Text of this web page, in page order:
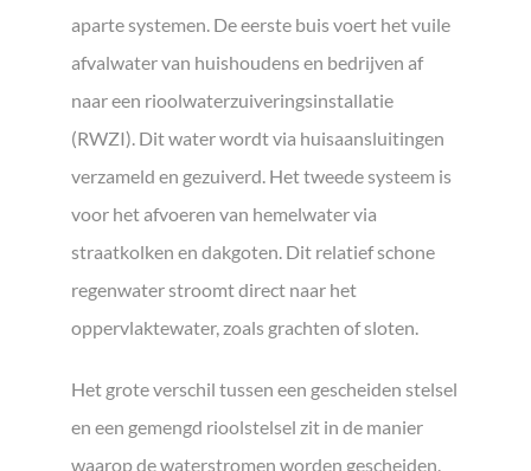
aparte systemen. De eerste buis voert het vuile
afvalwater van huishoudens en bedrijven af
naar een rioolwaterzuiveringsinstallatie
(RWZI). Dit water wordt via huisaansluitingen
verzameld en gezuiverd. Het tweede systeem is
voor het afvoeren van hemelwater via
straatkolken en dakgoten. Dit relatief schone
regenwater stroomt direct naar het
oppervlaktewater, zoals grachten of sloten.
Het grote verschil tussen een gescheiden stelsel
en een gemengd rioolstelsel zit in de manier
waarop de waterstromen worden gescheiden.